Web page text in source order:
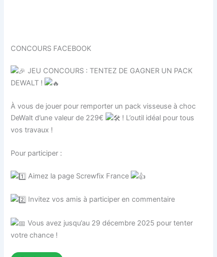
CONCOURS FACEBOOK
JEU CONCOURS : TENTEZ DE GAGNER UN PACK
DEWALT !
À vous de jouer pour remporter un pack visseuse à choc
DeWalt d’une valeur de 229€
! L’outil idéal pour tous
vos travaux !
Pour participer :
Aimez la page Screwfix France
Invitez vos amis à participer en commentaire
Vous avez jusqu’au 29 décembre 2025 pour tenter
votre chance !